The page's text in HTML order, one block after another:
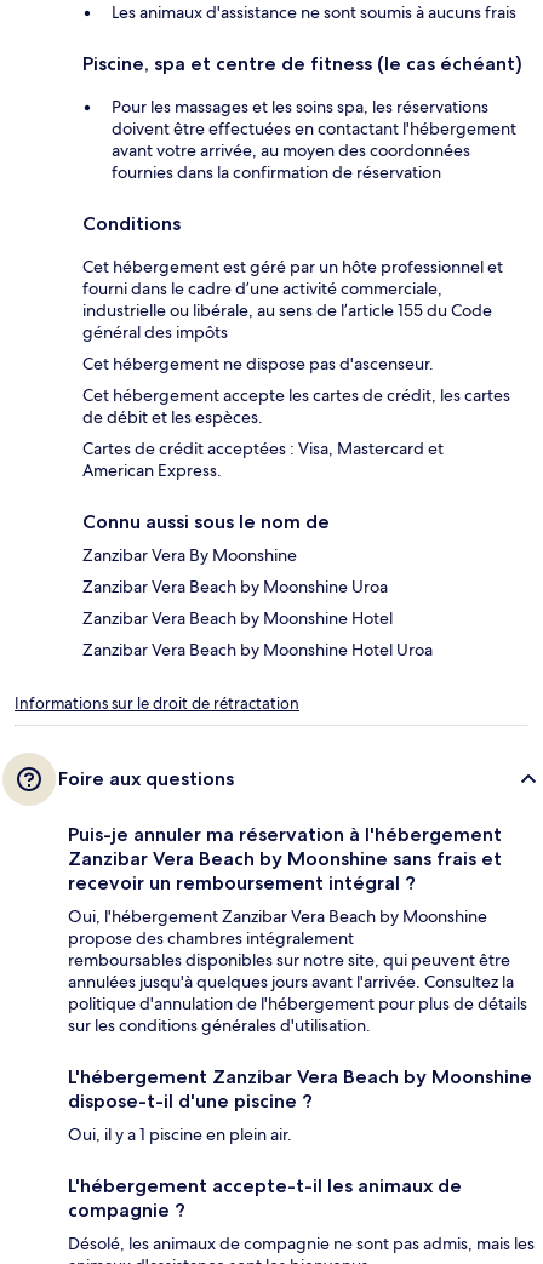
Les animaux d'assistance ne sont soumis à aucuns frais
Piscine, spa et centre de fitness (le cas échéant)
Pour les massages et les soins spa, les réservations
doivent être effectuées en contactant l'hébergement
avant votre arrivée, au moyen des coordonnées
fournies dans la confirmation de réservation
Conditions
Cet hébergement est géré par un hôte professionnel et
fourni dans le cadre d’une activité commerciale,
industrielle ou libérale, au sens de l’article 155 du Code
général des impôts
Cet hébergement ne dispose pas d'ascenseur.
Cet hébergement accepte les cartes de crédit, les cartes
de débit et les espèces.
Cartes de crédit acceptées : Visa, Mastercard et
American Express.
Connu aussi sous le nom de
Zanzibar Vera By Moonshine
Zanzibar Vera Beach by Moonshine Uroa
Zanzibar Vera Beach by Moonshine Hotel
Zanzibar Vera Beach by Moonshine Hotel Uroa
Informations sur le droit de rétractation
Foire aux questions
Puis-je annuler ma réservation à l'hébergement
Zanzibar Vera Beach by Moonshine sans frais et
recevoir un remboursement intégral ?
Oui, l'hébergement Zanzibar Vera Beach by Moonshine
propose des chambres intégralement
remboursables disponibles sur notre site, qui peuvent être
annulées jusqu'à quelques jours avant l'arrivée. Consultez la
politique d'annulation de l'hébergement pour plus de détails
sur les conditions générales d'utilisation.
L'hébergement Zanzibar Vera Beach by Moonshine
dispose-t-il d'une piscine ?
Oui, il y a 1 piscine en plein air.
L'hébergement accepte-t-il les animaux de
compagnie ?
Désolé, les animaux de compagnie ne sont pas admis, mais les